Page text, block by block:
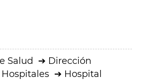
Salud
Dirección
Hospital